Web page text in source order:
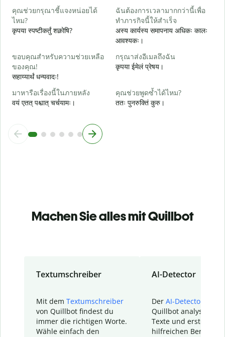
คุณช่วยกรุณาชี้แจงหน่อยได้
ไหม?
कृपया स्पष्टीकर्तुं शक्नोषि?
ฉันต้องการเวลามากกว่านี้เพื่อ
ทำภารกิจนี้ให้สำเร็จ
अस्य कार्यस्य समापनाय अधिकः कालः
आवश्यकः।
ขอบคุณสำหรับความช่วยเหลือ
ของคุณ!
सहाय्यार्थं धन्यवादः!
กรุณาส่งอีเมลถึงฉัน
कृपया ईमेलं प्रेषय।
มาหารือเรื่องนี้ในภายหลัง
वयं एतत् पश्चात् चर्चयामः।
คุณช่วยพูดซ้ำได้ไหม?
ततः पुनरुक्तिं कुरु।
Machen Sie alles mit Quillbot
Textumschreiber
Mit dem Textumschreiber
von Quillbot findest du
immer die richtigen Worte.
Wähle einfach den
AI-Detector
Der AI-Detector
Quillbot analysiert
Texte und erstellt
hilfreichen Bericht.